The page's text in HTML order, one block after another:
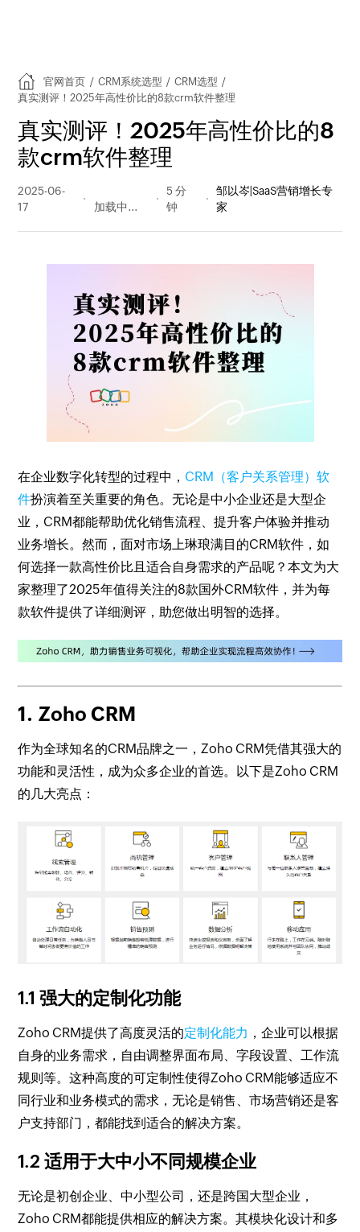
官网首页 / CRM系统选型 / CRM选型 /
真实测评！2025年高性价比的8款crm软件整理
真实测评！2025年高性价比的8
款crm软件整理
2025-06-
17
量
5 分
钟
邹以岑|SaaS营销增长专
家
在企业数字化转型的过程中， CRM（客户关系管理）软
件扮演着至关重要的角色。无论是中小企业还是大型企
业，CRM都能帮助优化销售流程、提升客户体验并推动
业务增长。然而，面对市场上琳琅满目的CRM软件，如
何选择一款高性价比且适合自身需求的产品呢？本文为大
家整理了2025年值得关注的8款国外CRM软件，并为每
款软件提供了详细测评，助您做出明智的选择。
1.Zoho CRM
作为全球知名的CRM品牌之一，Zoho CRM凭借其强大的
功能和灵活性，成为众多企业的首选。以下是Zoho CRM
的几大亮点：
1.1 强大的定制化功能
Zoho CRM提供了高度灵活的定制化能力 ，企业可以根据
自身的业务需求，自由调整界面布局、字段设置、工作流
规则等。这种高度的可定制性使得Zoho CRM能够适应不
同行业和业务模式的需求，无论是销售、市场营销还是客
户支持部门，都能找到适合的解决方案。
1.2 适用于大中小不同规模企业
无论是初创企业、中小型公司，还是跨国大型企业，
Zoho CRM都能提供相应的解决方案。其模块化设计和多